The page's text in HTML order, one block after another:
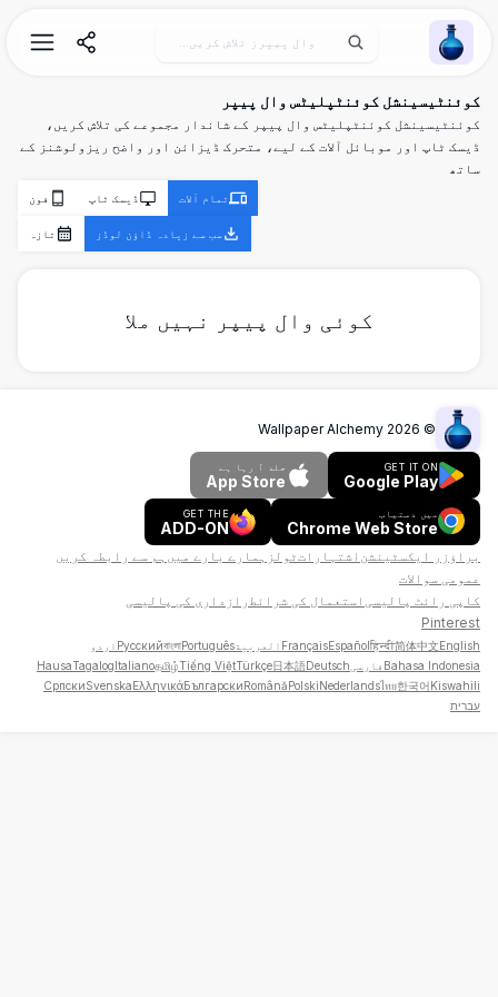
Wallpaper Alchemy
کوئنٹیسینشل کوئنٹپلیٹس وال پیپر
کوئنٹیسینشل کوئنٹپلیٹس وال پیپر کے شاندار مجموعے کی تلاش کریں،
ڈیسک ٹاپ اور موبائل آلات کے لیے، متحرک ڈیزائن اور واضح ریزولوشنز کے
ساتھ
تمام آلات ڈیسک ٹاپ فون
سب سے زیادہ ڈاؤن لوڈز تازہ
کوئی وال پیپر نہیں ملا
©
2026
Wallpaper Alchemy
GET IT ON
Google Play
جلد آ رہا ہے
App Store
میں دستیاب
Chrome Web Store
GET THE
ADD-ON
براؤزر ایکسٹینشن اشتہاراتٹولز ہمارے بارے میں ہم سے رابطہ کریں
عمومی سوالات
کاپی رائٹ پالیسی استعمال کی شرائط رازداری کی پالیسی
Pinterest
English
简体中文
हिन्दी
Español
Français العربيةPortuguês
বাংলা
Русский اردو
Bahasa Indonesia فارسی Deutsch
日本語
Türkçe
Tiếng Việt
தமிழ்
Italiano
Tagalog
Hausa
Kiswahili
한국어
ไทย
Nederlands
Polski
Română
Български
Ελληνικά
Svenska
Српски
עברית